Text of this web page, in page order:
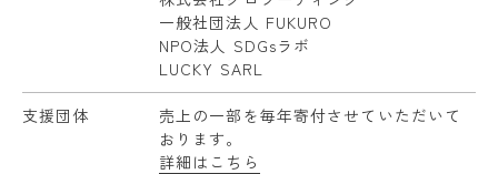
一般社団法人 FUKURO
NPO法人 SDGsラボ
LUCKY SARL
支援団体
売上の一部を毎年寄付させていただいて
おります。
詳細はこちら